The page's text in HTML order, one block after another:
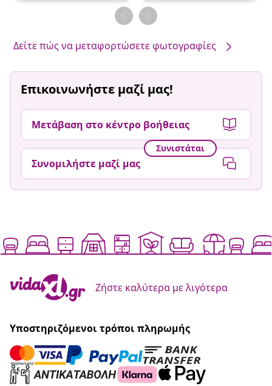
δημοσιεύθηκε
από
Δείτε πώς να μεταφορτώσετε φωτογραφίες
Επικοινωνήστε μαζί μας!
Μετάβαση στο κέντρο βοήθειας
Συνιστάται
Συνομιλήστε μαζί μας
Ζήστε καλύτερα με λιγότερα
Υποστηριζόμενοι τρόποι πληρωμής